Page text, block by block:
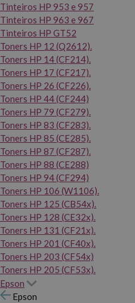
Tinteiros HP 953 e 957
Tinteiros HP 963 e 967
Tinteiros HP GT52
Toners HP 12 (Q2612).
Toners HP 14 (CF214).
Toners HP 17 (CF217).
Toners HP 26 (CF226).
Toners HP 44 (CF244)
Toners HP 79 (CF279).
Toners HP 83 (CF283).
Toners HP 85 (CE285).
Toners HP 87 (CF287).
Toners HP 88 (CE288)
Toners HP 94 (CF294)
Toners HP 106 (W1106).
Toners HP 125 (CB54x).
Toners HP 128 (CE32x).
Toners HP 131 (CF21x).
Toners HP 201 (CF40x).
Toners HP 203 (CF54x)
Toners HP 205 (CF53x).
Epson
Epson